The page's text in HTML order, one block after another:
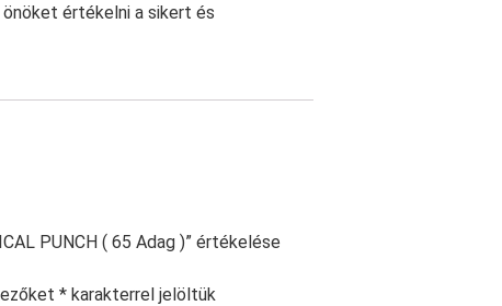
értékelni a sikert és
PUNCH ( 65 Adag )” értékelése
* karakterrel jelöltük